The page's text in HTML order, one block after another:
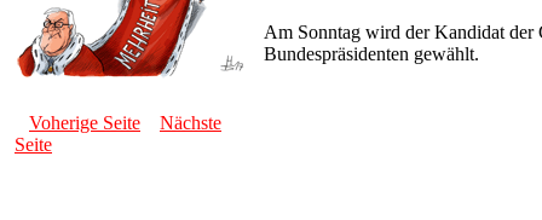
Am Sonntag wird der Kandidat der
Bundespräsidenten gewählt.
Voherige Seite
Nächste
Seite